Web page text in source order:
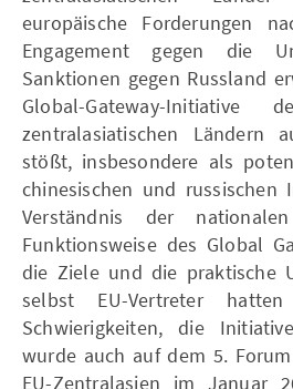
europäische Forderungen
Engagement gegen die
Sanktionen gegen Russland
Global-Gateway-
zentralasiatischen Ländern
stößt, insbesondere als
chinesischen und russischen
Verständnis der
Funktionsweise des Global
die Ziele und die praktische
selbst EU-Vertreter
Schwierigkeiten, die
wurde auch auf dem 5.
EU-Zentralasien im Januar